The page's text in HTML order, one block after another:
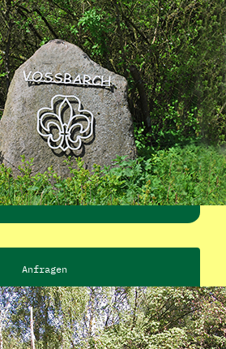
Anfragen